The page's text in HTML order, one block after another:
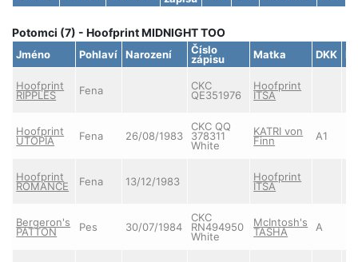
Potomci (7) - Hoofprint MIDNIGHT TOO
Jméno Pohlaví Narození Číslo
zápisu Matka DKK
Hoofprint
RIPPLES Fena CKC
QE351976
Hoofprint
ITSA
Hoofprint
UTOPIA Fena 26/08/1983
CKC QQ
378311
White
KATRI von
Finn A1
Hoofprint
ROMANCE Fena 13/12/1983 Hoofprint
ITSA
Bergeron's
PATTON Pes 30/07/1984
CKC
RN494950
White
McIntosh's
TASHA A